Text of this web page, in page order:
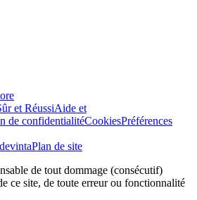
et RéussiAide et
de confidentialitéCookiesPréférences
Plan de site
de tout dommage (consécutif)
ce site, de toute erreur ou fonctionnalité